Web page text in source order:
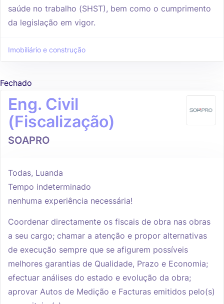
saúde no trabalho (SHST), bem como o cumprimento
da legislação em vigor.
Imobiliário e construção
Fechado
Eng. Civil
(Fiscalização)
SOAPRO
Todas, Luanda
Tempo indeterminado
nenhuma experiência necessária!
Coordenar directamente os fiscais de obra nas obras
a seu cargo; chamar a atenção e propor alternativas
de execução sempre que se afigurem possíveis
melhores garantias de Qualidade, Prazo e Economia;
efectuar análises do estado e evolução da obra;
aprovar Autos de Medição e Facturas emitidos pelo(s)